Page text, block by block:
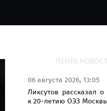
ЛЕНТА
06 августа 2026, 13:05
Ликсутов рассказал
к 20-летию ОЭЗ Москвы